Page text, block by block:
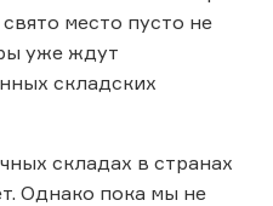
место пусто не
уже ждут
складских
складах в странах
Однако пока мы не